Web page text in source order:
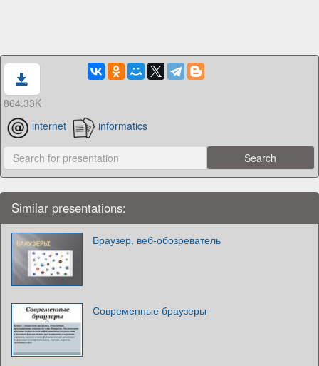
864.33K
internet
informatics
Similar presentations:
Браузер, веб-обозреватель
Современные браузеры